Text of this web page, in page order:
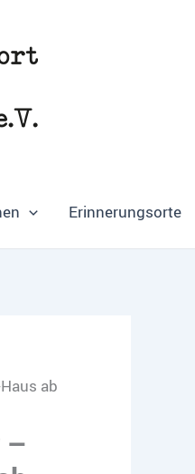
Erinnerungsorte
ab
–